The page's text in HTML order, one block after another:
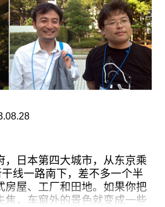
一个每周进行的项目，周一晚
，类似一个地下性质的咖啡，
常的经验，是一个社会项目，
定的目标之后---如发起全国
去处理面对更广泛的问题。
个地方，人们将自己的想法带
机构是不同的，因为在组织和
直是非常具有灵活性的，也
始时，一个人执行计划，其
已吧。领导人是根据项目的
的公共领域，对此我们依然觉
有这样一个公众参与的氛围：
，日本第四大城市，从东京乘
线一路南下，差不多一个半
房屋、工厂和田地。如果你把
焦，车窗外的景色就变成一些